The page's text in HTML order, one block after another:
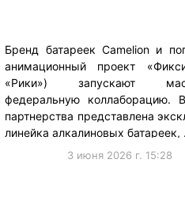
Бренд батареек Camelion и
анимационный проект
«Рики») запускают
федеральную коллаборацию.
партнерства представлена
линейка алкалиновых батареек,
3 июня 2026 г. 15:28